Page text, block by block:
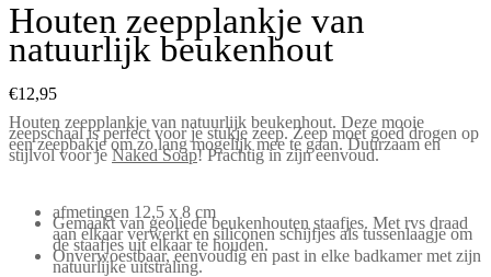
Houten zeepplankje van
natuurlijk beukenhout
€12,95
Houten zeepplankje van natuurlijk beukenhout. Deze mooie
zeepschaal is perfect voor je stukje zeep. Zeep moet goed drogen op
een zeepbakje om zo lang mogelijk mee te gaan. Duurzaam en
stijlvol voor je Naked Soap! Prachtig in zijn eenvoud.
afmetingen 12,5 x 8 cm
Gemaakt van geoliede beukenhouten staafjes. Met rvs draad
aan elkaar verwerkt en siliconen schijfjes als tussenlaagje om
de staafjes uit elkaar te houden.
Onverwoestbaar, eenvoudig en past in elke badkamer met zijn
natuurlijke uitstraling.